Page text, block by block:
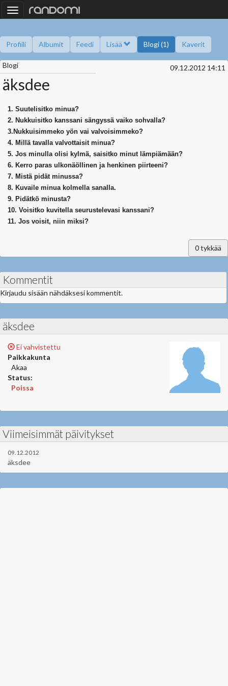
Toggle
navigation
Profiili Albumit Feedi Lisää Blogi (1) Kaverit
Kysy minulta Saavutukset
09.12.2012 14:11
Blogi
äksdee
1. Suutelisitko minua?
2. Nukkuisitko kanssani sängyssä vaiko sohvalla?
3.Nukkuisimmeko yön vai valvoisimmeko?
4. Millä tavalla valvottaisit minua?
5. Jos minulla olisi kylmä, saisitko minut lämpiämään?
6. Kerro paras ulkonäöllinen ja henkinen piirteeni?
7. Mistä pidät minussa?
8. Kuvaile minua kolmella sanalla.
9. Pidätkö minusta?
10. Voisitko kuvitella seurustelevasi kanssani?
11. Jos voisit, niin miksi?
0tykkää
Kommentit
Kirjaudu sisään nähdäksesi kommentit.
äksdee
Ei vahvistettu
Paikkakunta
Akaa
Status:
Poissa
Viimeisimmät päivitykset
09.12.2012
äksdee